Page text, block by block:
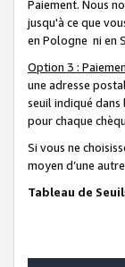
Paiement. Nous
jusqu'à ce que
en Pologne ni en
Option 3 :
une adresse
seuil indiqué dans
pour chaque
Si vous ne
moyen d’une
Tableau de